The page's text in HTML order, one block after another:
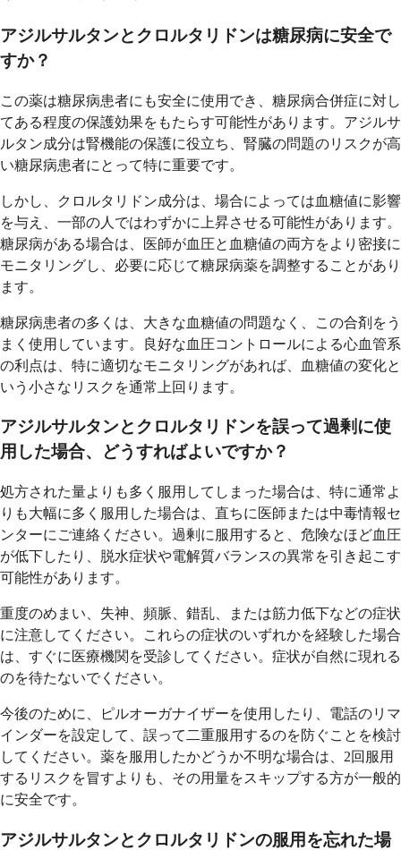
アジルサルタンとクロルタリドンは糖尿病に安全で
すか？
この薬は糖尿病患者にも安全に使用でき、糖尿病合併症に対し
てある程度の保護効果をもたらす可能性があります。アジルサ
ルタン成分は腎機能の保護に役立ち、腎臓の問題のリスクが高
い糖尿病患者にとって特に重要です。
しかし、クロルタリドン成分は、場合によっては血糖値に影響
を与え、一部の人ではわずかに上昇させる可能性があります。
糖尿病がある場合は、医師が血圧と血糖値の両方をより密接に
モニタリングし、必要に応じて糖尿病薬を調整することがあり
ます。
糖尿病患者の多くは、大きな血糖値の問題なく、この合剤をう
まく使用しています。良好な血圧コントロールによる心血管系
の利点は、特に適切なモニタリングがあれば、血糖値の変化と
いう小さなリスクを通常上回ります。
アジルサルタンとクロルタリドンを誤って過剰に使
用した場合、どうすればよいですか？
処方された量よりも多く服用してしまった場合は、特に通常よ
りも大幅に多く服用した場合は、直ちに医師または中毒情報セ
ンターにご連絡ください。過剰に服用すると、危険なほど血圧
が低下したり、脱水症状や電解質バランスの異常を引き起こす
可能性があります。
重度のめまい、失神、頻脈、錯乱、または筋力低下などの症状
に注意してください。これらの症状のいずれかを経験した場合
は、すぐに医療機関を受診してください。症状が自然に現れる
のを待たないでください。
今後のために、ピルオーガナイザーを使用したり、電話のリマ
インダーを設定して、誤って二重服用するのを防ぐことを検討
してください。薬を服用したかどうか不明な場合は、2回服用
するリスクを冒すよりも、その用量をスキップする方が一般的
に安全です。
アジルサルタンとクロルタリドンの服用を忘れた場